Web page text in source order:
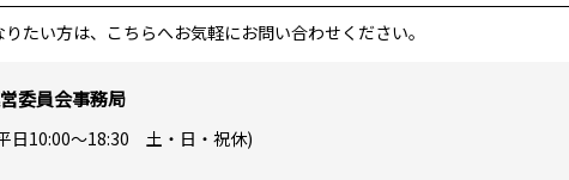
たい方は、こちらへお気軽にお問い合わせください。
委員会事務局
日10:00〜18:30 土・日・祝休)